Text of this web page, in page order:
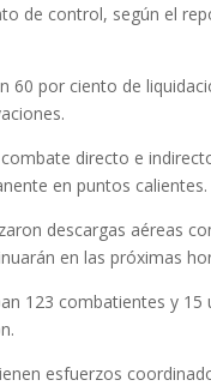
de control, según el
60 por ciento de
directo e
en puntos calientes.
descargas aéreas
en las próximas
123 combatientes y
esfuerzos